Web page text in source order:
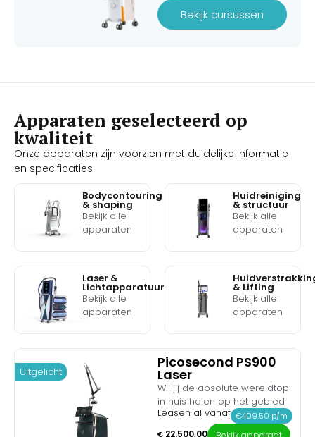
Bekijk cursussen
Apparaten geselecteerd op
kwaliteit
Onze apparaten zijn voorzien met duidelijke informatie
en specificaties.
Bodycontouring
& shaping
Bekijk alle
apparaten
Huidreiniging
& structuur
Bekijk alle
apparaten
Laser &
Lichtapparatuur
Bekijk alle
apparaten
& Lifting
Bekijk alle
apparaten
Picosecond PS900
Laser
Wil jij de absolute wereldtop
in huis halen op het gebied
van inktverwijdering en
huidrevitalisatie? Maak
Leasen al vanaf €409.50 p/m
€ 22.500,00
Uitgelicht